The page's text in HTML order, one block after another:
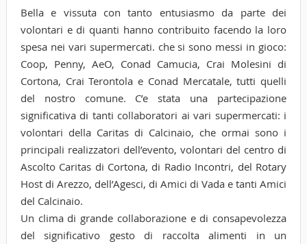
Bella e vissuta con tanto entusiasmo da parte dei
volontari e di quanti hanno contribuito facendo la loro
spesa nei vari supermercati. che si sono messi in gioco:
Coop, Penny, AeO, Conad Camucia, Crai Molesini di
Cortona, Crai Terontola e Conad Mercatale, tutti quelli
del nostro comune. C’e stata una partecipazione
significativa di tanti collaboratori ai vari supermercati: i
volontari della Caritas di Calcinaio, che ormai sono i
principali realizzatori dell’evento, volontari del centro di
Ascolto Caritas di Cortona, di Radio Incontri, del Rotary
Host di Arezzo, dell’Agesci, di Amici di Vada e tanti Amici
del Calcinaio.
Un clima di grande collaborazione e di consapevolezza
del significativo gesto di raccolta alimenti in un